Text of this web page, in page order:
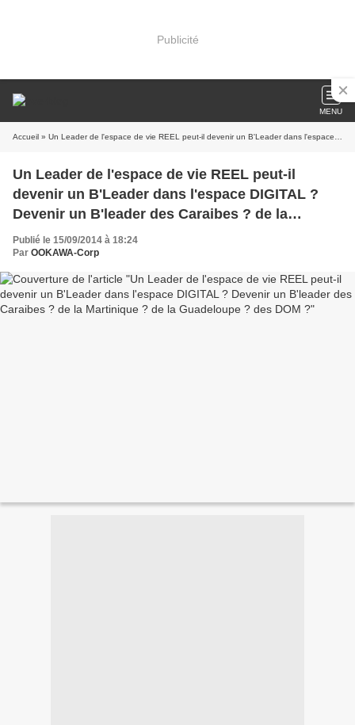
Publicité
MENU
Accueil » Un Leader de l'espace de vie REEL peut-il devenir un B'Leader dans l'espace DIGITAL ? Devenir un B'leader des Caraibes ? de la Martinique ? de la Guadeloupe ? des DOM ?
Un Leader de l'espace de vie REEL peut-il
devenir un B'Leader dans l'espace DIGITAL ?
Devenir un B'leader des Caraibes ? de la
Martinique ? de la Guadeloupe ? des DOM ?
Publié le 15/09/2014 à 18:24
Par OOKAWA-Corp